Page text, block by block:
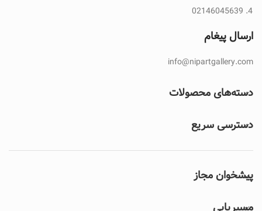
02146045639
ارسال پیغام
info@nipartgallery.com
دسته‌های محصولات
دسترسی سریع
پیشخوان مجاز
مسیریابی